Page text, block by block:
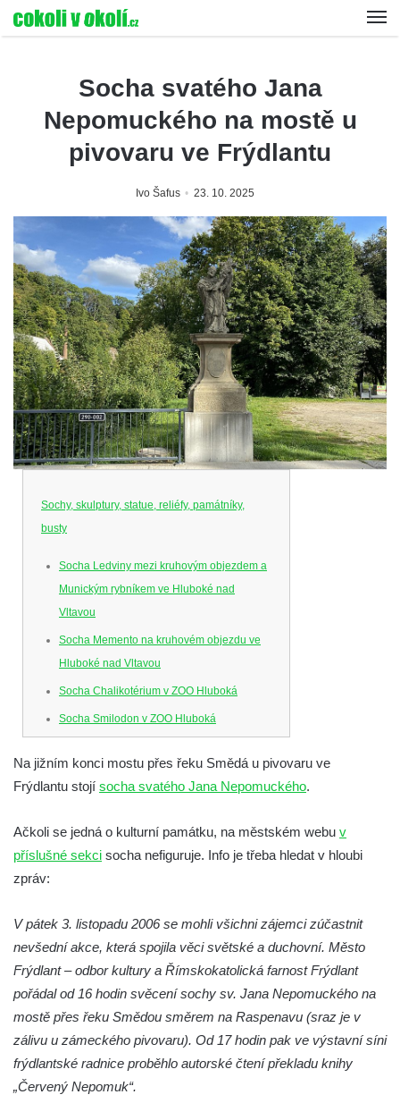
Socha svatého Jana
Nepomuckého na mostě u
pivovaru ve Frýdlantu
Ivo Šafus 23. 10. 2025
Sochy, skulptury, statue, reliéfy, památníky,
busty
Socha Ledviny mezi kruhovým objezdem a
Munickým rybníkem ve Hluboké nad
Vltavou
Socha Memento na kruhovém objezdu ve
Hluboké nad Vltavou
Socha Chalikotérium v ZOO Hluboká
Socha Smilodon v ZOO Hluboká
Socha Koroun bezzubý v ZOO Hluboká
Socha Medvěd jeskynní v ZOO Hluboká
Socha Mamutí lebka v ZOO Hluboká
Socha Vydry si hrají v ZOO Hluboká
Socha Přátelství v ZOO Hluboká
Socha Matka příroda v ZOO Hluboká
Socha Lišky v ZOO Hluboká
Socha Kudlanka v ZOO Hluboká
Socha Vlčice s mládětem v ZOO Hluboká
Na jižním konci mostu přes řeku Smědá u pivovaru ve
Frýdlantu stojí socha svatého Jana Nepomuckého.
Ačkoli se jedná o kulturní památku, na městském webu v
příslušné sekci socha nefiguruje. Info je třeba hledat v hloubi
zpráv:
V pátek 3. listopadu 2006 se mohli všichni zájemci zúčastnit
nevšední akce, která spojila věci světské a duchovní. Město
Frýdlant – odbor kultury a Římskokatolická farnost Frýdlant
pořádal od 16 hodin svěcení sochy sv. Jana Nepomuckého na
mostě přes řeku Smědou směrem na Raspenavu (sraz je v
zálivu u zámeckého pivovaru). Od 17 hodin pak ve výstavní síni
frýdlantské radnice proběhlo autorské čtení překladu knihy
„Červený Nepomuk“.